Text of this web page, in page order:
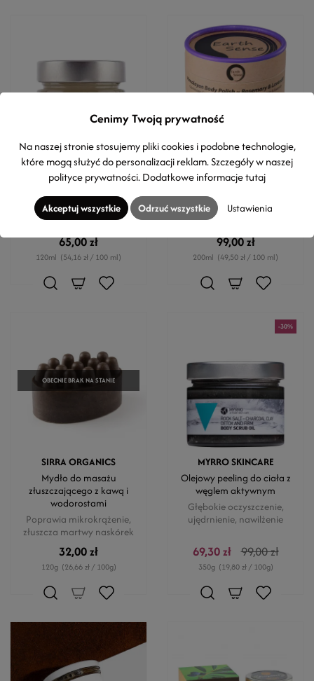
EVERGETIKON
Peeling do ciała z solą
Epsom i granatem
Do każdego rodzaju skóry
65,00 zł
120ml (54,16 zł / 100 ml)
EARTH SENSE ORGANICS
Organiczny peeling do ciała
- Rosemary i Lavender
Rozmaryn & Lawenda -
100% BIO - CERTYFIKOWANY
99,00 zł
200ml (49,50 zł / 100 ml)
OBECNIE BRAK NA STANIE
SIRRA ORGANICS
Mydło do masażu
złuszczającego z kawą i
wodorostami
Poprawia mikrokrążenie,
złuszcza martwy naskórek
32,00 zł
120g (26,66 zł / 100g)
-30%
MYRRO SKINCARE
Olejowy peeling do ciała z
węglem aktywnym
Głębokie oczyszczenie,
ujędrnienie, nawilżenie
69,30 zł 99,00 zł
350g (19,80 zł / 100g)
Cenimy Twoją prywatność
Na naszej stronie stosujemy pliki cookies i podobne technologie,
które mogą służyć do personalizacji reklam. Szczegóły w naszej
polityce prywatności. Dodatkowe informacjetutaj
Akceptuj wszystkie Odrzuć wszystkie Ustawienia